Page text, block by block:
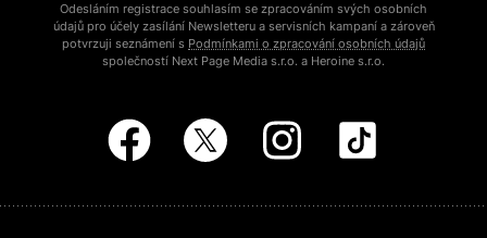
Odesláním registrace souhlasím se zpracováním svých osobních
údajů pro účely zasílání Newsletteru a servisních kampaní a zároveň
potvrzuji seznámení s Podmínkami o zpracování osobních údajů
společností Next Page Media s.r.o. a Heroine s.r.o.